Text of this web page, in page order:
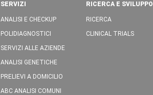
SERVIZI
ANALISI E CHECKUP
POLIDIAGNOSTICI
SERVIZI ALLE AZIENDE
ANALISI GENETICHE
PRELIEVI A DOMICILIO
ABC ANALISI COMUNI
RICERCA E SVILUPPO
RICERCA
CLINICAL TRIALS